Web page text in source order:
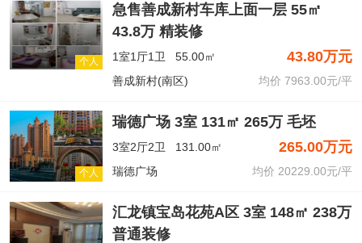
个人
急售善成新村车库上面一层 55㎡
43.8万 精装修
1室1厅1卫 55.00㎡ 43.80万元
善成新村(南区) 均价 7963.00元/平
个人
瑞德广场 3室 131㎡ 265万 毛坯
3室2厅2卫 131.00㎡ 265.00万元
瑞德广场 均价 20229.00元/平
汇龙镇宝岛花苑A区 3室 148㎡ 238万
普通装修